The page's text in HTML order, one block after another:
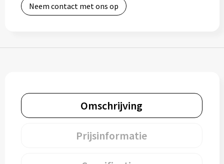
Verpakkingen
Neem contact met ons op
Omschrijving
Prijsinformatie